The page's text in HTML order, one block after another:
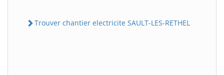
Trouver chantier electricite SAULT-LES-RETHEL